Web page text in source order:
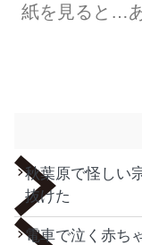
紙を見ると…
秋葉原で怪しい
抜けた
電車で泣く赤ち